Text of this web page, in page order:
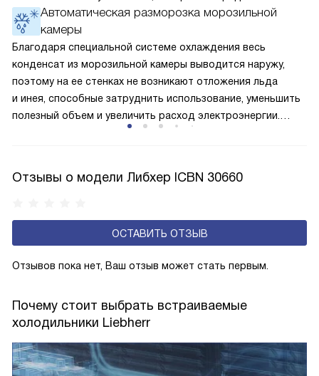
окружающей среде. Компрессор перегоняет его
по охладительному контуру по принципу насоса. Чем
лучше работает «мотор» прибора, тем качественнее
и быстрее происходит охлаждение, затрачивается
меньше электроэнергии.
Автоматическая разморозка морозильной
камеры
Благодаря специальной системе охлаждения весь
конденсат из морозильной камеры выводится наружу,
поэтому на ее стенках не возникают отложения льда
и инея, способные затруднить использование, уменьшить
полезный объем и увеличить расход электроэнергии.
Отзывы о модели Либхер ICBN 30660
ОСТАВИТЬ ОТЗЫВ
Отзывов пока нет, Ваш отзыв может стать первым.
Почему стоит выбрать встраиваемые
холодильники Liebherr